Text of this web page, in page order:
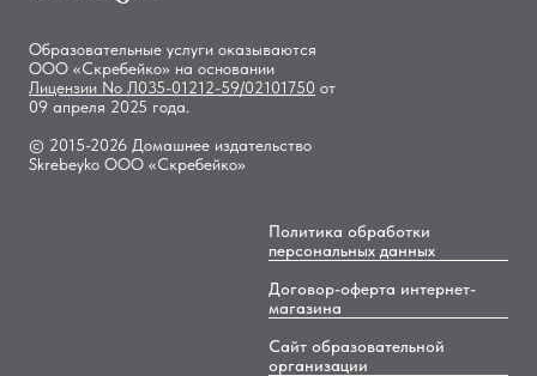
Образовательные услуги оказываются
ООО «Скребейко» на основании
Лицензии No Л035-01212-59/02101750 от
09 апреля 2025 года.
© 2015-2026 Домашнее издательство
Skrebeyko ООО «Скребейко»
Политика обработки
персональных данных
Договор-оферта интернет-
магазина
Сайт образовательной
организации